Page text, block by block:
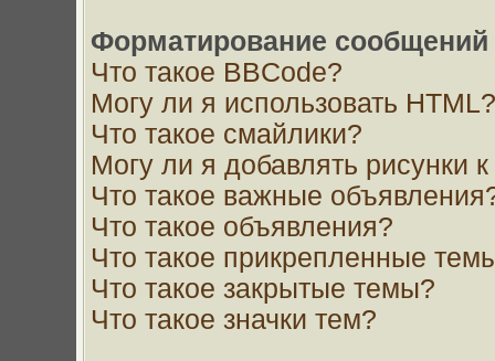
Форматирование
Что такое BBCode?
Могу ли я использовать HTML?
Что такое смайлики?
Могу ли я добавлять рисунки
Что такое важные
Что такое объявления?
Что такое прикрепленные
Что такое закрытые темы?
Что такое значки тем?